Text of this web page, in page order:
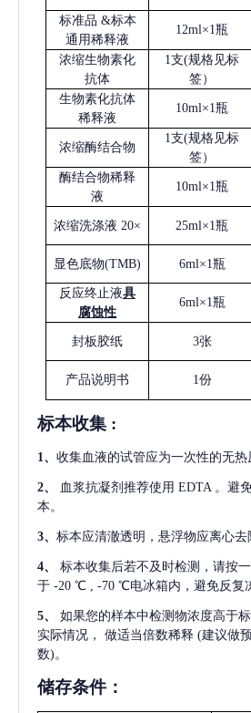
标准品 &标本
通用稀释液
12ml×1瓶
浓缩生物素化
抗体
1支(规格见标
签）
生物素化抗体
稀释液
10ml×1瓶
浓缩酶结合物
1支(规格见标
签）
酶结合物稀释
液
10ml×1瓶
浓缩洗涤液 20× 25ml×1瓶
显色底物(TMB) 6ml×1瓶
反应终止液具
腐蚀性
6ml×1瓶
封板胶纸 3张
产品说明书 1份
标本收集 :
1、 收集血液的试管应为一次性的无热
2、 血浆抗凝剂推荐使用 EDTA 。避
本。
3、 标本应清澈透明，悬浮物应离心去
4、
标本收集后若不及时检测，请按
于 -20 ℃ , -70 ℃电冰箱内，避免反复
5、
如果您的样本中检测物浓度高于
实际情况，
做适当倍数稀释 (建议做
数)。
储存条件：